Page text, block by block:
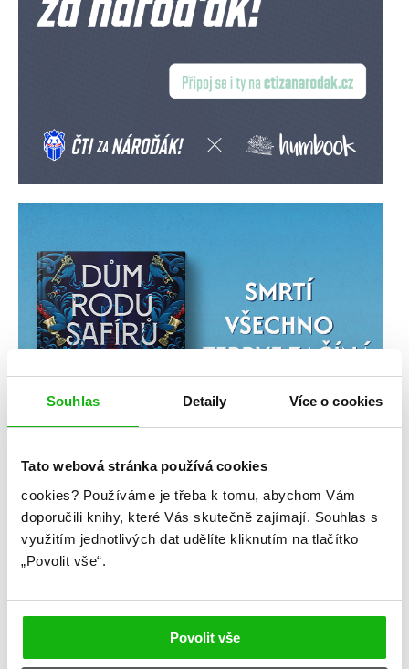
Souhlas Detaily Více o cookies
Tato webová stránka používá cookies
cookies? Používáme je třeba k tomu, abychom Vám
doporučili knihy, které Vás skutečně zajímají. Souhlas s
využitím jednotlivých dat udělíte kliknutím na tlačítko
„Povolit vše“.
Povolit vše